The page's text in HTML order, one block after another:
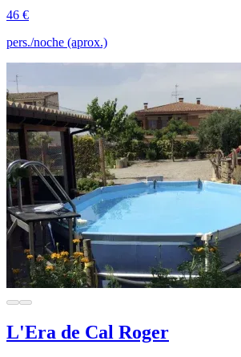
46 €
pers./noche (aprox.)
L'Era de Cal Roger